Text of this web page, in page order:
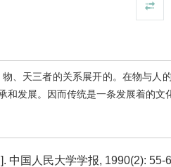
、天三者的关系展开的。在物与
和发展。因而传统是一条发展着的
中国人民大学学报, 1990(2): 55-